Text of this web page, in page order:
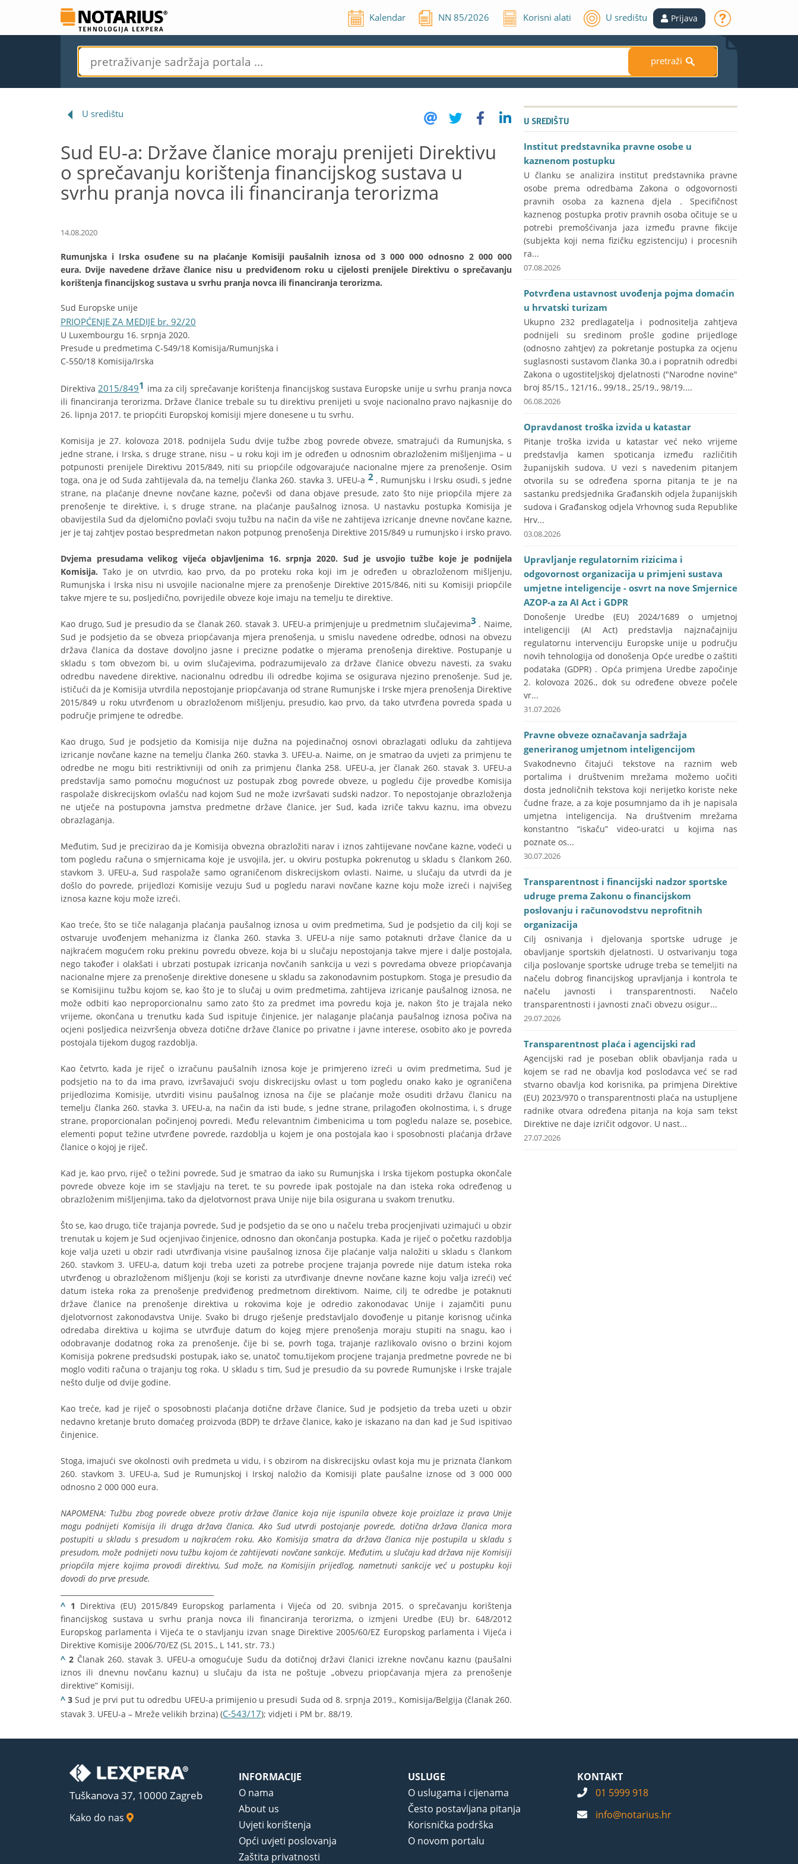
Kalendar NN85/2026 Korisni alati U središtu Prijava
pretraži S
U središtu
Sud EU-a: Države članice moraju prenijeti Direktivu
o sprečavanju korištenja financijskog sustava u
svrhu pranja novca ili financiranja terorizma
14.08.2020
Rumunjska i Irska osuđene su na plaćanje Komisiji paušalnih iznosa od 3 000 000 odnosno 2 000 000
eura. Dvije navedene države članice nisu u predviđenom roku u cijelosti prenijele Direktivu o sprečavanju
korištenja financijskog sustava u svrhu pranja novca ili financiranja terorizma.
Sud Europske unije
PRIOPĆENJE ZA MEDIJE br. 92/20
U Luxembourgu 16. srpnja 2020.
Presude u predmetima C-549/18 Komisija/Rumunjska i
C-550/18 Komisija/Irska
Direktiva2015/8491 ima za cilj sprečavanje korištenja financijskog sustava Europske unije u svrhu pranja novca
ili financiranja terorizma. Države članice trebale su tu direktivu prenijeti u svoje nacionalno pravo najkasnije do
26. lipnja 2017. te priopćiti Europskoj komisiji mjere donesene u tu svrhu.
Komisija je 27. kolovoza 2018. podnijela Sudu dvije tužbe zbog povrede obveze, smatrajući da Rumunjska, s
jedne strane, i Irska, s druge strane, nisu – u roku koji im je određen u odnosnim obrazloženim mišljenjima – u
potpunosti prenijele Direktivu 2015/849, niti su priopćile odgovarajuće nacionalne mjere za prenošenje. Osim
toga, ona je od Suda zahtijevala da, na temelju članka 260. stavka 3. UFEU-a 2 , Rumunjsku i Irsku osudi, s jedne
strane, na plaćanje dnevne novčane kazne, počevši od dana objave presude, zato što nije priopćila mjere za
prenošenje te direktive, i, s druge strane, na plaćanje paušalnog iznosa. U nastavku postupka Komisija je
obavijestila Sud da djelomično povlači svoju tužbu na način da više ne zahtijeva izricanje dnevne novčane kazne,
jer je taj zahtjev postao bespredmetan nakon potpunog prenošenja Direktive 2015/849 u rumunjsko i irsko pravo.
Dvjema presudama velikog vijeća objavljenima 16. srpnja 2020. Sud je usvojio tužbe koje je podnijela
Komisija. Tako je on utvrdio, kao prvo, da po proteku roka koji im je određen u obrazloženom mišljenju,
Rumunjska i Irska nisu ni usvojile nacionalne mjere za prenošenje Direktive 2015/846, niti su Komisiji priopćile
takve mjere te su, posljedično, povrijedile obveze koje imaju na temelju te direktive.
Kao drugo, Sud je presudio da se članak 260. stavak 3. UFEU-a primjenjuje u predmetnim slučajevima3 . Naime,
Sud je podsjetio da se obveza priopćavanja mjera prenošenja, u smislu navedene odredbe, odnosi na obvezu
država članica da dostave dovoljno jasne i precizne podatke o mjerama prenošenja direktive. Postupanje u
skladu s tom obvezom bi, u ovim slučajevima, podrazumijevalo za države članice obvezu navesti, za svaku
odredbu navedene direktive, nacionalnu odredbu ili odredbe kojima se osigurava njezino prenošenje. Sud je,
ističući da je Komisija utvrdila nepostojanje priopćavanja od strane Rumunjske i Irske mjera prenošenja Direktive
2015/849 u roku utvrđenom u obrazloženom mišljenju, presudio, kao prvo, da tako utvrđena povreda spada u
područje primjene te odredbe.
Kao drugo, Sud je podsjetio da Komisija nije dužna na pojedinačnoj osnovi obrazlagati odluku da zahtijeva
izricanje novčane kazne na temelju članka 260. stavka 3. UFEU-a. Naime, on je smatrao da uvjeti za primjenu te
odredbe ne mogu biti restriktivniji od onih za primjenu članka 258. UFEU-a, jer članak 260. stavak 3. UFEU-a
predstavlja samo pomoćnu mogućnost uz postupak zbog povrede obveze, u pogledu čije provedbe Komisija
raspolaže diskrecijskom ovlašću nad kojom Sud ne može izvršavati sudski nadzor. To nepostojanje obrazloženja
ne utječe na postupovna jamstva predmetne države članice, jer Sud, kada izriče takvu kaznu, ima obvezu
obrazlaganja.
Međutim, Sud je precizirao da je Komisija obvezna obrazložiti narav i iznos zahtijevane novčane kazne, vodeći u
tom pogledu računa o smjernicama koje je usvojila, jer, u okviru postupka pokrenutog u skladu s člankom 260.
stavkom 3. UFEU-a, Sud raspolaže samo ograničenom diskrecijskom ovlasti. Naime, u slučaju da utvrdi da je
došlo do povrede, prijedlozi Komisije vezuju Sud u pogledu naravi novčane kazne koju može izreći i najvišeg
iznosa kazne koju može izreći.
Kao treće, što se tiče nalaganja plaćanja paušalnog iznosa u ovim predmetima, Sud je podsjetio da cilj koji se
ostvaruje uvođenjem mehanizma iz članka 260. stavka 3. UFEU-a nije samo potaknuti države članice da u
najkraćem mogućem roku prekinu povredu obveze, koja bi u slučaju nepostojanja takve mjere i dalje postojala,
nego također i olakšati i ubrzati postupak izricanja novčanih sankcija u vezi s povredama obveze priopćavanja
nacionalne mjere za prenošenje direktive donesene u skladu sa zakonodavnim postupkom. Stoga je presudio da
se Komisijinu tužbu kojom se, kao što je to slučaj u ovim predmetima, zahtijeva izricanje paušalnog iznosa, ne
može odbiti kao neproporcionalnu samo zato što za predmet ima povredu koja je, nakon što je trajala neko
vrijeme, okončana u trenutku kada Sud ispituje činjenice, jer nalaganje plaćanja paušalnog iznosa počiva na
ocjeni posljedica neizvršenja obveza dotične države članice po privatne i javne interese, osobito ako je povreda
postojala tijekom dugog razdoblja.
Kao četvrto, kada je riječ o izračunu paušalnih iznosa koje je primjereno izreći u ovim predmetima, Sud je
podsjetio na to da ima pravo, izvršavajući svoju diskrecijsku ovlast u tom pogledu onako kako je ograničena
prijedlozima Komisije, utvrditi visinu paušalnog iznosa na čije se plaćanje može osuditi državu članicu na
temelju članka 260. stavka 3. UFEU-a, na način da isti bude, s jedne strane, prilagođen okolnostima, i, s druge
strane, proporcionalan počinjenoj povredi. Među relevantnim čimbenicima u tom pogledu nalaze se, posebice,
elementi poput težine utvrđene povrede, razdoblja u kojem je ona postojala kao i sposobnosti plaćanja države
članice o kojoj je riječ.
Kad je, kao prvo, riječ o težini povrede, Sud je smatrao da iako su Rumunjska i Irska tijekom postupka okončale
povrede obveze koje im se stavljaju na teret, te su povrede ipak postojale na dan isteka roka određenog u
obrazloženim mišljenjima, tako da djelotvornost prava Unije nije bila osigurana u svakom trenutku.
Što se, kao drugo, tiče trajanja povrede, Sud je podsjetio da se ono u načelu treba procjenjivati uzimajući u obzir
trenutak u kojem je Sud ocjenjivao činjenice, odnosno dan okončanja postupka. Kada je riječ o početku razdoblja
koje valja uzeti u obzir radi utvrđivanja visine paušalnog iznosa čije plaćanje valja naložiti u skladu s člankom
260. stavkom 3. UFEU-a, datum koji treba uzeti za potrebe procjene trajanja povrede nije datum isteka roka
utvrđenog u obrazloženom mišljenju (koji se koristi za utvrđivanje dnevne novčane kazne koju valja izreći) već
datum isteka roka za prenošenje predviđenog predmetnom direktivom. Naime, cilj te odredbe je potaknuti
države članice na prenošenje direktiva u rokovima koje je odredio zakonodavac Unije i zajamčiti punu
djelotvornost zakonodavstva Unije. Svako bi drugo rješenje predstavljalo dovođenje u pitanje korisnog učinka
odredaba direktiva u kojima se utvrđuje datum do kojeg mjere prenošenja moraju stupiti na snagu, kao i
odobravanje dodatnog roka za prenošenje, čije bi se, povrh toga, trajanje razlikovalo ovisno o brzini kojom
Komisija pokrene predsudski postupak, iako se, unatoč tomu,tijekom procjene trajanja predmetne povrede ne bi
moglo voditi računa o trajanju tog roka. U skladu s tim, Sud je presudio da su povrede Rumunjske i Irske trajale
nešto dulje od dvije godine.
Kao treće, kad je riječ o sposobnosti plaćanja dotične države članice, Sud je podsjetio da treba uzeti u obzir
nedavno kretanje bruto domaćeg proizvoda (BDP) te države članice, kako je iskazano na dan kad je Sud ispitivao
činjenice.
Stoga, imajući sve okolnosti ovih predmeta u vidu, i s obzirom na diskrecijsku ovlast koja mu je priznata člankom
260. stavkom 3. UFEU-a, Sud je Rumunjskoj i Irskoj naložio da Komisiji plate paušalne iznose od 3 000 000
odnosno 2 000 000 eura.
NAPOMENA: Tužbu zbog povrede obveze protiv države članice koja nije ispunila obveze koje proizlaze iz prava Unije
mogu podnijeti Komisija ili druga država članica. Ako Sud utvrdi postojanje povrede, dotična država članica mora
postupiti u skladu s presudom u najkraćem roku. Ako Komisija smatra da država članica nije postupila u skladu s
presudom, može podnijeti novu tužbu kojom će zahtijevati novčane sankcije. Međutim, u slučaju kad država nije Komisiji
priopćila mjere kojima provodi direktivu, Sud može, na Komisijin prijedlog, nametnuti sankcije već u postupku koji
dovodi do prve presude.
^ 1 Direktiva (EU) 2015/849 Europskog parlamenta i Vijeća od 20. svibnja 2015. o sprečavanju korištenja
financijskog sustava u svrhu pranja novca ili financiranja terorizma, o izmjeni Uredbe (EU) br. 648/2012
Europskog parlamenta i Vijeća te o stavljanju izvan snage Direktive 2005/60/EZ Europskog parlamenta i Vijeća i
Direktive Komisije 2006/70/EZ (SL 2015., L 141, str. 73.)
^2 Članak 260. stavak 3. UFEU-a omogućuje Sudu da dotičnoj državi članici izrekne novčanu kaznu (paušalni
iznos ili dnevnu novčanu kaznu) u slučaju da ista ne poštuje „obvezu priopćavanja mjera za prenošenje
direktive” Komisiji.
^3 Sud je prvi put tu odredbu UFEU-a primijenio u presudi Suda od 8. srpnja 2019., Komisija/Belgija (članak 260.
stavak 3. UFEU-a – Mreže velikih brzina) (C-543/17); vidjeti i PM br. 88/19.
U SREDIŠTU
Institut predstavnika pravne osobe u
kaznenom postupku
U članku se analizira institut predstavnika pravne
osobe prema odredbama Zakona o odgovornosti
pravnih osoba za kaznena djela . Specifičnost
kaznenog postupka protiv pravnih osoba očituje se u
potrebi premošćivanja jaza između pravne fikcije
(subjekta koji nema fizičku egzistenciju) i procesnih
ra...
07.08.2026
Potvrđena ustavnost uvođenja pojma domaćin
u hrvatski turizam
Ukupno 232 predlagatelja i podnositelja zahtjeva
podnijeli su sredinom prošle godine prijedloge
(odnosno zahtjev) za pokretanje postupka za ocjenu
suglasnosti sustavom članka 30.a i popratnih odredbi
Zakona o ugostiteljskoj djelatnosti ("Narodne novine"
broj 85/15., 121/16., 99/18., 25/19., 98/19....
06.08.2026
Opravdanost troška izvida u katastar
Pitanje troška izvida u katastar već neko vrijeme
predstavlja kamen spoticanja između različitih
županijskih sudova. U vezi s navedenim pitanjem
otvorila su se određena sporna pitanja te je na
sastanku predsjednika Građanskih odjela županijskih
sudova i Građanskog odjela Vrhovnog suda Republike
Hrv...
03.08.2026
Upravljanje regulatornim rizicima i
odgovornost organizacija u primjeni sustava
umjetne inteligencije - osvrt na nove Smjernice
AZOP-a za AI Act i GDPR
Donošenje Uredbe (EU) 2024/1689 o umjetnoj
inteligenciji (AI Act) predstavlja najznačajniju
regulatornu intervenciju Europske unije u području
novih tehnologija od donošenja Opće uredbe o zaštiti
podataka (GDPR) . Opća primjena Uredbe započinje
2. kolovoza 2026., dok su određene obveze počele
vr...
31.07.2026
Pravne obveze označavanja sadržaja
generiranog umjetnom inteligencijom
Svakodnevno čitajući tekstove na raznim web
portalima i društvenim mrežama možemo uočiti
dosta jednoličnih tekstova koji nerijetko koriste neke
čudne fraze, a za koje posumnjamo da ih je napisala
umjetna inteligencija. Na društvenim mrežama
konstantno “iskaču” video-uratci u kojima nas
poznate os...
30.07.2026
Transparentnost i financijski nadzor sportske
udruge prema Zakonu o financijskom
poslovanju i računovodstvu neprofitnih
organizacija
Cilj osnivanja i djelovanja sportske udruge je
obavljanje sportskih djelatnosti. U ostvarivanju toga
cilja poslovanje sportske udruge treba se temeljiti na
načelu dobrog financijskog upravljanja i kontrola te
načelu javnosti i transparentnosti. Načelo
transparentnosti i javnosti znači obvezu osigur...
29.07.2026
Transparentnost plaća i agencijski rad
Agencijski rad je poseban oblik obavljanja rada u
kojem se rad ne obavlja kod poslodavca već se rad
stvarno obavlja kod korisnika, pa primjena Direktive
(EU) 2023/970 o transparentnosti plaća na ustupljene
radnike otvara određena pitanja na koja sam tekst
Direktive ne daje izričit odgovor. U nast...
27.07.2026
Tuškanova 37, 10000 Zagreb
Kako do nas
INFORMACIJE
O nama
About us
Uvjeti korištenja
Opći uvjeti poslovanja
Zaštita privatnosti
USLUGE
O uslugama i cijenama
Često postavljana pitanja
Korisnička podrška
O novom portalu
KONTAKT
01 5999 918
info@notarius.hr